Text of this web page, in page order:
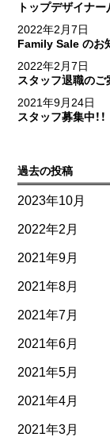
トップデザイナ
2022年2月7日
Family Sale のお
2022年2月7日
スタッフ退職のご
2021年9月24日
スタッフ募集中！！
過去の投稿
2023年10月
2022年2月
2021年9月
2021年8月
2021年7月
2021年6月
2021年5月
2021年4月
2021年3月